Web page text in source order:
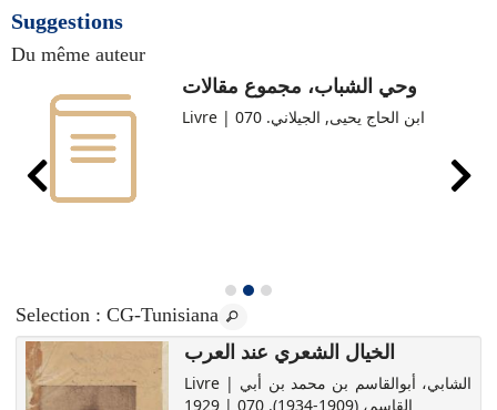
Suggestions
Du même auteur
وحي الشباب، مجموع مقالات
Livre | ابن الحاج يحيى, الجيلاني. 070
Selection : CG-Tunisiana
الخيال الشعري عند العرب
Livre | الشابي، أبوالقاسم بن محمد بن أبي
القاسم، (1909-1934). 070 | 1929